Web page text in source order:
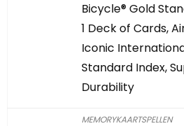
Bicycle® Gold
1 Deck of Cards,
Iconic
Standard Index,
Durability
MEMORYKAARTSPELLEN